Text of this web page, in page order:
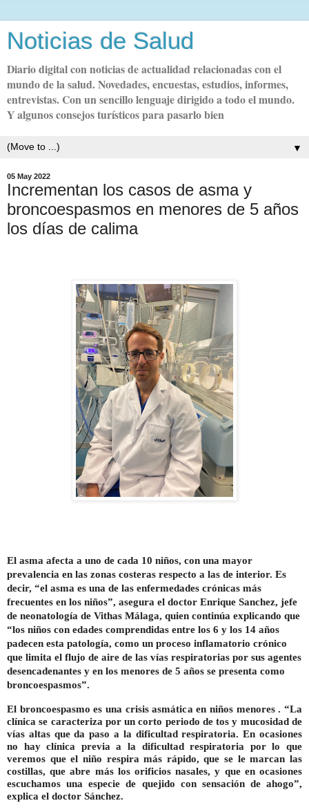
Noticias de Salud
Diario digital con noticias de actualidad relacionadas con el
mundo de la salud. Novedades, encuestas, estudios, informes,
entrevistas. Con un sencillo lenguaje dirigido a todo el mundo.
Y algunos consejos turísticos para pasarlo bien
▼
05 May 2022
Incrementan los casos de asma y
broncoespasmos en menores de 5 años
los días de calima
El asma afecta a uno de cada 10 niños, con una mayor
prevalencia en las zonas costeras respecto a las de interior. Es
decir, “el asma es una de las enfermedades crónicas más
frecuentes en los niños”, asegura el doctor Enrique Sanchez, jefe
de neonatología de Vithas Málaga, quien continúa explicando que
“los niños con edades comprendidas entre los 6 y los 14 años
padecen esta patología, como un proceso inflamatorio crónico
que limita el flujo de aire de las vías respiratorias por sus agentes
desencadenantes y en los menores de 5 años se presenta como
broncoespasmos”.
El broncoespasmo es una crisis asmática en niños menores . “La
clínica se caracteriza por un corto periodo de tos y mucosidad de
vías altas que da paso a la dificultad respiratoria. En ocasiones
no hay clínica previa a la dificultad respiratoria por lo que
veremos que el niño respira más rápido, que se le marcan las
costillas, que abre más los orificios nasales, y que en ocasiones
escuchamos una especie de quejido con sensación de ahogo”,
explica el doctor Sánchez.